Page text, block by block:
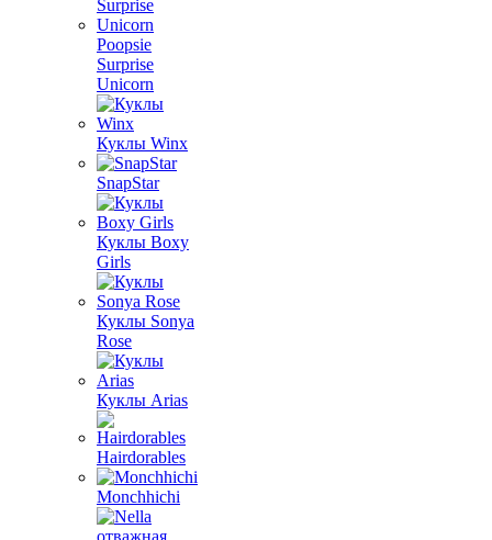
Poopsie
Surprise
Unicorn
Куклы Winx
SnapStar
Куклы Boxy
Girls
Куклы Sonya
Rose
Куклы Arias
Hairdorables
Monchhichi